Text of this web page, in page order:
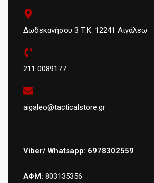
Δωδεκανήσου 3 Τ.Κ: 12241 Αιγάλεω
211 0089177
aigaleo@tacticalstore.gr
Viber/ Whatsapp: 6978302559
ΑΦΜ: 803135356